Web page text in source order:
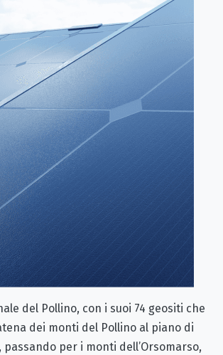
del Pollino, con i suoi 74 geositi che
dei monti del Pollino al piano di
passando per i monti dell’Orsomarso,